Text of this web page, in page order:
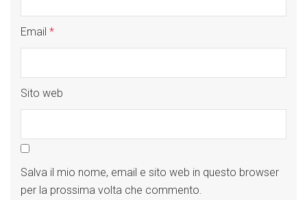
Email *
Sito web
Salva il mio nome, email e sito web in questo browser
per la prossima volta che commento.